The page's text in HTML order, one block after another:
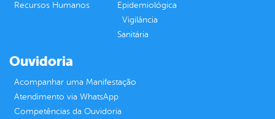
Recursos Humanos
Epidemiológica
Vigilância
Sanitária
Ouvidoria
Acompanhar uma Manifestação
Atendimento via WhatsApp
Competências da Ouvidoria